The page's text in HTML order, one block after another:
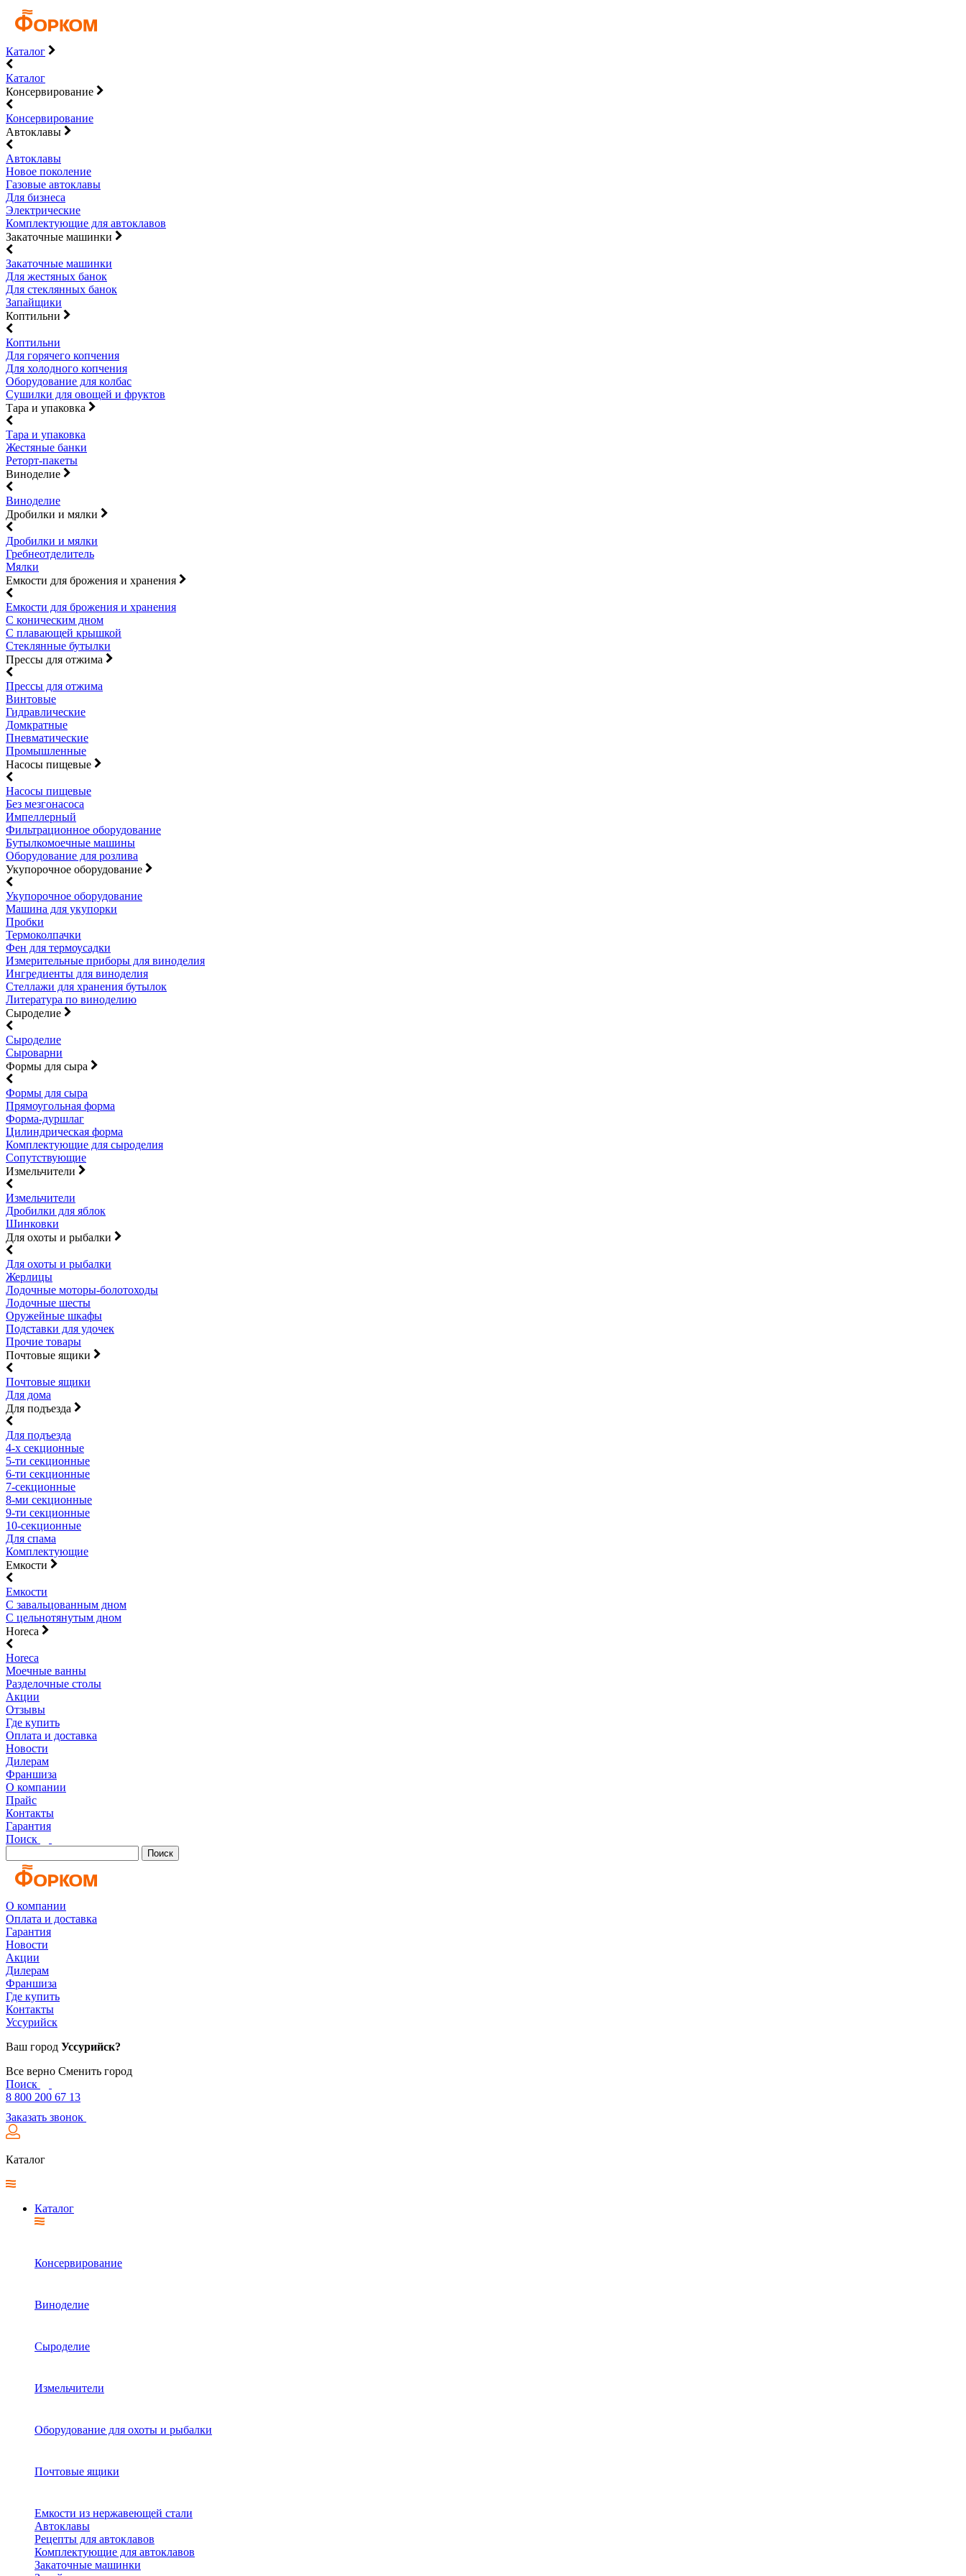
Каталог
Каталог
Консервирование
Консервирование
Автоклавы
Автоклавы
Новое поколение
Газовые автоклавы
Для бизнеса
Электрические
Комплектующие для автоклавов
Закаточные машинки
Закаточные машинки
Для жестяных банок
Для стеклянных банок
Запайщики
Коптильни
Коптильни
Для горячего копчения
Для холодного копчения
Оборудование для колбас
Сушилки для овощей и фруктов
Тара и упаковка
Тара и упаковка
Жестяные банки
Реторт-пакеты
Виноделие
Виноделие
Дробилки и мялки
Дробилки и мялки
Гребнеотделитель
Мялки
Емкости для брожения и хранения
Емкости для брожения и хранения
С коническим дном
С плавающей крышкой
Стеклянные бутылки
Прессы для отжима
Прессы для отжима
Винтовые
Гидравлические
Домкратные
Пневматические
Промышленные
Насосы пищевые
Насосы пищевые
Без мезгонасоса
Импеллерный
Фильтрационное оборудование
Бутылкомоечные машины
Оборудование для розлива
Укупорочное оборудование
Укупорочное оборудование
Машина для укупорки
Пробки
Термоколпачки
Фен для термоусадки
Измерительные приборы для виноделия
Ингредиенты для виноделия
Стеллажи для хранения бутылок
Литература по виноделию
Сыроделие
Сыроделие
Сыроварни
Формы для сыра
Формы для сыра
Прямоугольная форма
Форма-дуршлаг
Цилиндрическая форма
Комплектующие для сыроделия
Сопутствующие
Измельчители
Измельчители
Дробилки для яблок
Шинковки
Для охоты и рыбалки
Для охоты и рыбалки
Жерлицы
Лодочные моторы-болотоходы
Лодочные шесты
Оружейные шкафы
Подставки для удочек
Прочие товары
Почтовые ящики
Почтовые ящики
Для дома
Для подъезда
Для подъезда
4-х секционные
5-ти секционные
6-ти секционные
7-секционные
8-ми секционные
9-ти секционные
10-секционные
Для спама
Комплектующие
Емкости
Емкости
С завальцованным дном
С цельнотянутым дном
Horeca
Horeca
Моечные ванны
Разделочные столы
Акции
Отзывы
Где купить
Оплата и доставка
Новости
Дилерам
Франшиза
О компании
Прайс
Контакты
Гарантия
Поиск
Поиск
О компании
Оплата и доставка
Гарантия
Новости
Акции
Дилерам
Франшиза
Где купить
Контакты
Уссурийск
Ваш город Уссурийск?
Все верно Сменить город
Поиск
8 800 200 67 13
Заказать звонок
Каталог
Каталог
Консервирование
Виноделие
Сыроделие
Измельчители
Оборудование для охоты и рыбалки
Почтовые ящики
Емкости из нержавеющей стали
Автоклавы
Рецепты для автоклавов
Комплектующие для автоклавов
Закаточные машинки